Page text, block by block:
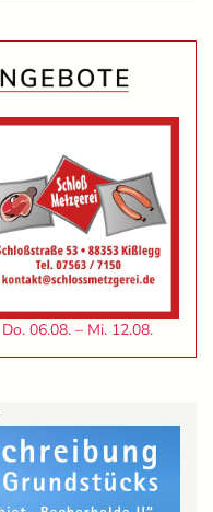
Do. 06.08. – Mi. 12.08.